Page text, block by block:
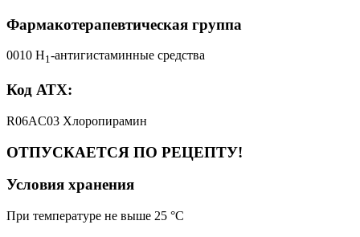
Фармакотерапевтическая группа
0010 H1-антигистаминные средства
Код АТХ:
R06AC03 Хлоропирамин
ОТПУСКАЕТСЯ ПО РЕЦЕПТУ!
Условия хранения
При температуре не выше 25 °C